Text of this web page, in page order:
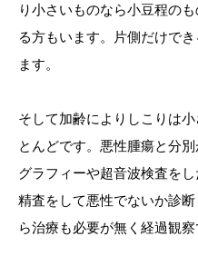
り小さいものなら小豆程の
る方もいます。片側だけで
ます。
そして加齢によりしこりは
とんどです。悪性腫瘍と分
グラフィーや超音波検査を
精査をして悪性でないか診
ら治療も必要が無く経過観